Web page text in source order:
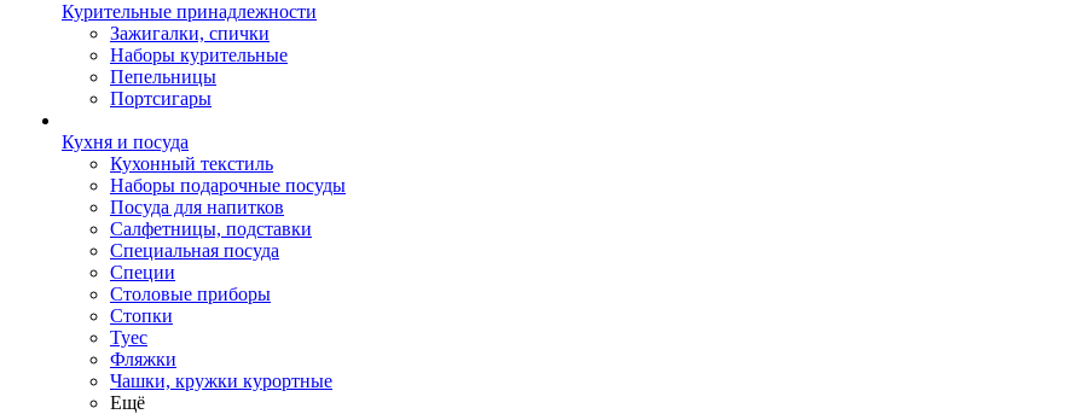
Курительные принадлежности
Зажигалки, спички
Наборы курительные
Пепельницы
Портсигары
Кухня и посуда
Кухонный текстиль
Наборы подарочные посуды
Посуда для напитков
Салфетницы, подставки
Специальная посуда
Специи
Столовые приборы
Стопки
Туес
Фляжки
Чашки, кружки курортные
Ещё